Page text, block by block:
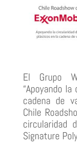
El Grupo
“Apoyando
cadena de
Chile
circularidad
Signature